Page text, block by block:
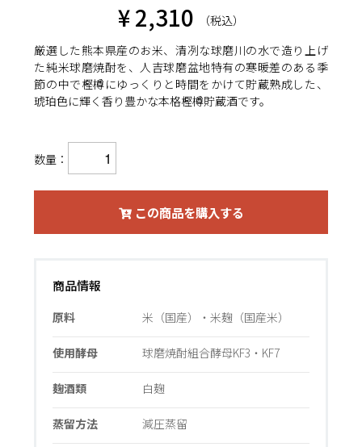
¥ 2,310
（税込）
厳選した熊本県産のお米、清冽な球磨川の水で造り上げ
た純米球磨焼酎を、人吉球磨盆地特有の寒暖差のある季
節の中で樫樽にゆっくりと時間をかけて貯蔵熟成した、
琥珀色に輝く香り豊かな本格樫樽貯蔵酒です。
数量：
この商品を購入する
商品情報
原料 米（国産）・米麹（国産米）
使用酵母 球磨焼酎組合酵母KF3・KF7
麹酒類 白麹
蒸留方法 減圧蒸留